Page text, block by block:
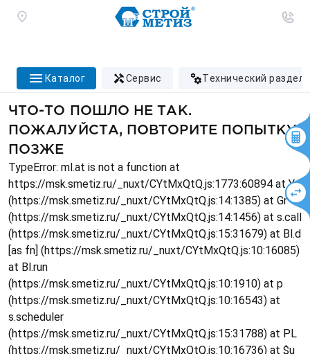
каталог сервис технический раздел
ЧТО-ТО ПОШЛО НЕ ТАК.
ПОЖАЛУЙСТА, ПОВТОРИТЕ ПОПЫТКУ
ПОЗЖЕ
TypeError: ml.at is not a function at
https://msk.smetiz.ru/_nuxt/CYtMxQtQ.js:1773:60894 at Ys
(https://msk.smetiz.ru/_nuxt/CYtMxQtQ.js:14:1385) at Gr
(https://msk.smetiz.ru/_nuxt/CYtMxQtQ.js:14:1456) at s.call
(https://msk.smetiz.ru/_nuxt/CYtMxQtQ.js:15:31679) at Bl.d
[as fn] (https://msk.smetiz.ru/_nuxt/CYtMxQtQ.js:10:16085)
at Bl.run
(https://msk.smetiz.ru/_nuxt/CYtMxQtQ.js:10:1910) at p
(https://msk.smetiz.ru/_nuxt/CYtMxQtQ.js:10:16543) at
s.scheduler
(https://msk.smetiz.ru/_nuxt/CYtMxQtQ.js:15:31788) at PL
(https://msk.smetiz.ru/_nuxt/CYtMxQtQ.js:10:16736) at $u